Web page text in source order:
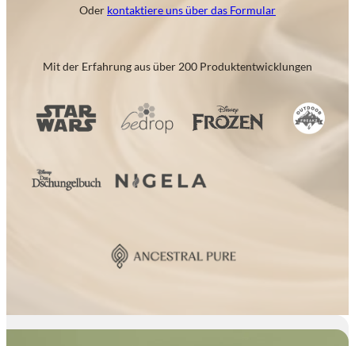
Oder kontaktiere uns über das Formular
Mit der Erfahrung aus über 200 Produktentwicklungen